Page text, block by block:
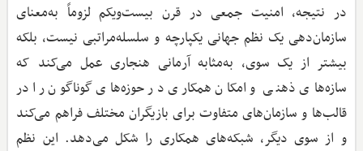
در نتیجه، امنیت جمعی در قرن بیست‌ویکم لزوماً به‌معنای
سازمان‌دهی یک نظم جهانی یکپارچه و سلسله‌مراتبی نیست، بلکه
بیشتر از یک سوی، به‌مثابه آرمانی هنجاری عمل می‌کند که
سازه‌های ذهنی و امکان همکاری در حوزه‌های گوناگون را در
قالب‌ها و سازمان‌های متفاوت برای بازیگران مختلف فراهم می‌کند
و از سوی دیگر، شبکه‌های همکاری را شکل می‌دهد. این نظم